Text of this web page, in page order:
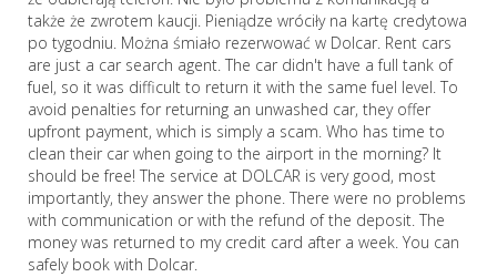
także że zwrotem kaucji. Pieniądze wróciły na kartę credytowa
po tygodniu. Można śmiało rezerwować w Dolcar. Rent cars
are just a car search agent. The car didn't have a full tank of
fuel, so it was difficult to return it with the same fuel level. To
avoid penalties for returning an unwashed car, they offer
upfront payment, which is simply a scam. Who has time to
clean their car when going to the airport in the morning? It
should be free! The service at DOLCAR is very good, most
importantly, they answer the phone. There were no problems
with communication or with the refund of the deposit. The
money was returned to my credit card after a week. You can
safely book with Dolcar.